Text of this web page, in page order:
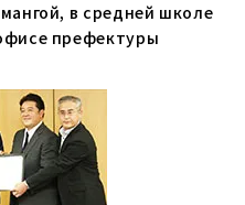
в средней школе
префектуры